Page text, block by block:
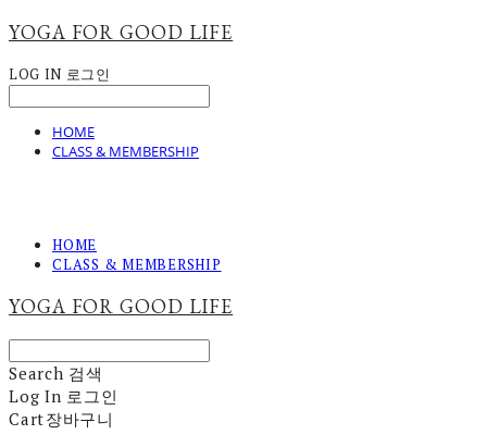
YOGA FOR GOOD LIFE
LOG IN 로그인
HOME
CLASS & MEMBERSHIP
HOME
CLASS & MEMBERSHIP
YOGA FOR GOOD LIFE
Search 검색
Log In 로그인
Cart장바구니